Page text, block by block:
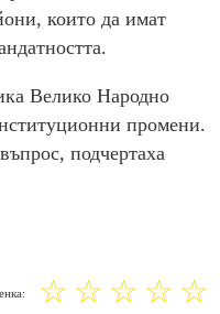
които да имат
Велико Народно
промени.
подчертаха
☆
☆
☆
☆
☆